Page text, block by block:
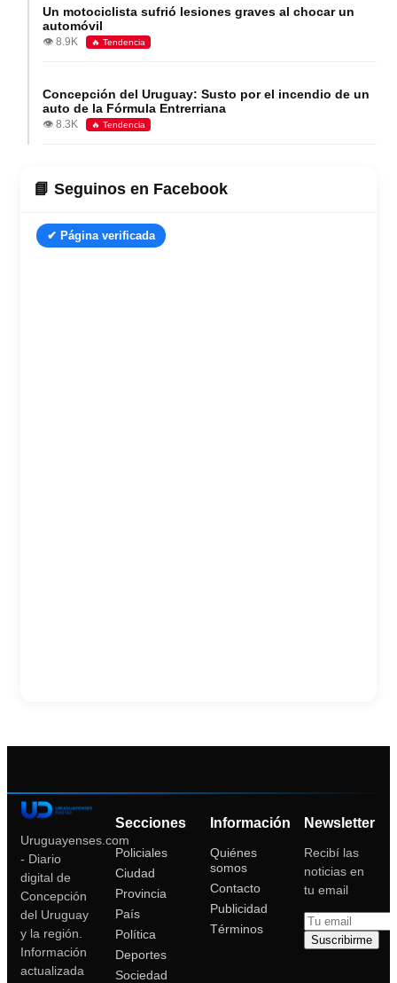
Un motociclista sufrió lesiones graves al chocar un
automóvil
👁️ 8.9K 🔥 Tendencia
Concepción del Uruguay: Susto por el incendio de un
auto de la Fórmula Entrerriana
👁️ 8.3K 🔥 Tendencia
📘 Seguinos en Facebook
✔ Página verificada
Uruguayenses.com
- Diario
digital de
Concepción
del Uruguay
y la región.
Información
actualizada
Secciones
Policiales
Ciudad
Provincia
País
Política
Deportes
Sociedad
Información
Quiénes
somos
Contacto
Publicidad
Términos
Newsletter
Recibí las
noticias en
tu email
Suscribirme